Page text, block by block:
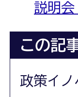
説明
この記
政策イ